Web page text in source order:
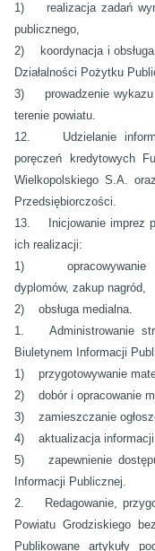
1) realizacja zadań
publicznego,
2) koordynacja i obsługa
Działalności Pożytku
3) prowadzenie wykazu
terenie powiatu.
12. Udzielanie
poręczeń kredytowych
Wielkopolskiego S.A.
Przedsiębiorczości.
13. Inicjowanie imprez
ich realizacji:
1) opracowywanie
dyplomów, zakup nagród,
2) obsługa medialna.
1. Administrowanie
Biuletynem Informacji
1) przygotowywanie
2) dobór i opracowanie
3) zamieszczanie
4) aktualizacja
5) zapewnienie
Informacji Publicznej.
2. Redagowanie,
Powiatu Grodziskiego
Publikowane artykuły